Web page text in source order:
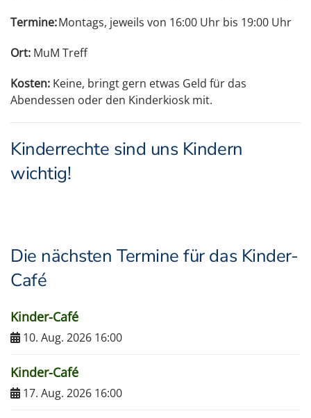
Termine:Montags, jeweils von 16:00 Uhr bis 19:00 Uhr
Ort: MuM Treff
Kosten: Keine, bringt gern etwas Geld für das
Abendessen oder den Kinderkiosk mit.
Kinderrechte sind uns Kindern
wichtig!
Die nächsten Termine für das Kinder-
Café
Kinder-Café
10. Aug. 2026 16:00
Kinder-Café
17. Aug. 2026 16:00